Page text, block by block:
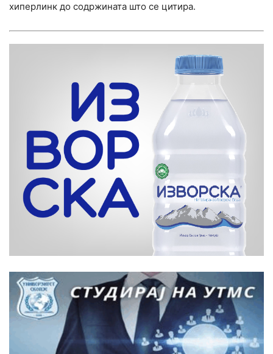
хиперлинк до содржината што се цитира.